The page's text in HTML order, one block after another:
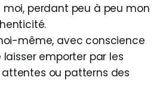
perdant peu à peu mon
même, avec conscience
emporter par les
ou patterns des